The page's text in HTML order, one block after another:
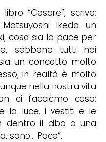
“Cesare”, scrive:
Ikeda, un
cosa sia la pace per
sebbene tutti noi
un concetto molto
in realtà è molto
nella nostra vita
ci facciamo caso:
la luce, i vestiti e le
dentro il cibo o una
sono… Pace”.